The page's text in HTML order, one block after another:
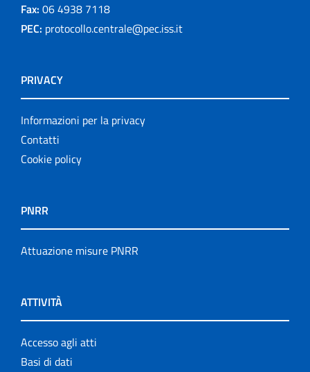
Fax: 06 4938 7118
PEC: protocollo.centrale@pec.iss.it
PRIVACY
Informazioni per la privacy
Contatti
Cookie policy
PNRR
Attuazione misure PNRR
ATTIVITÀ
Accesso agli atti
Basi di dati